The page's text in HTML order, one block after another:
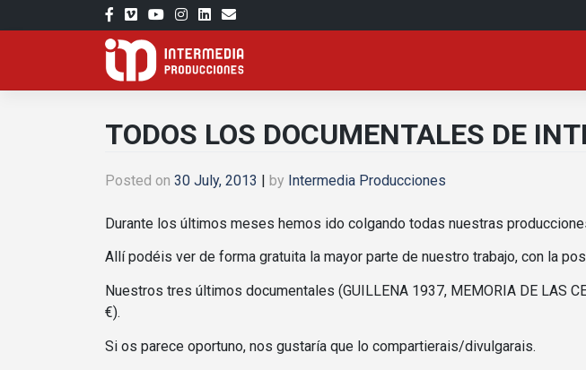
to
TODOS LOS DOCUMENTALES DE
Posted on 30 July, 2013 | by Intermedia Producciones
Durante los últimos meses hemos ido colgando todas nuestras
Allí podéis ver de forma gratuita la mayor parte de nuestro trabajo, con la
Nuestros tres últimos documentales (GUILLENA 1937, MEMORIA DE LAS
€).
Si os parece oportuno, nos gustaría que lo compartierais/divulgarais.